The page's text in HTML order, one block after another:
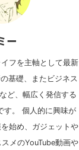
ー
フを主軸として最新
基礎、またビジネス
ど、幅広く発信する
す。 個人的に興味が
始め、ガジェットや
メのYouTube動画や